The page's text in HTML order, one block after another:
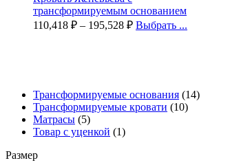
трансформируемым основанием
110,418 ₽ – 195,528 ₽ Выбрать ...
Трансформируемые основания (14)
Трансформируемые кровати (10)
Матрасы (5)
Товар с уценкой (1)
Размер